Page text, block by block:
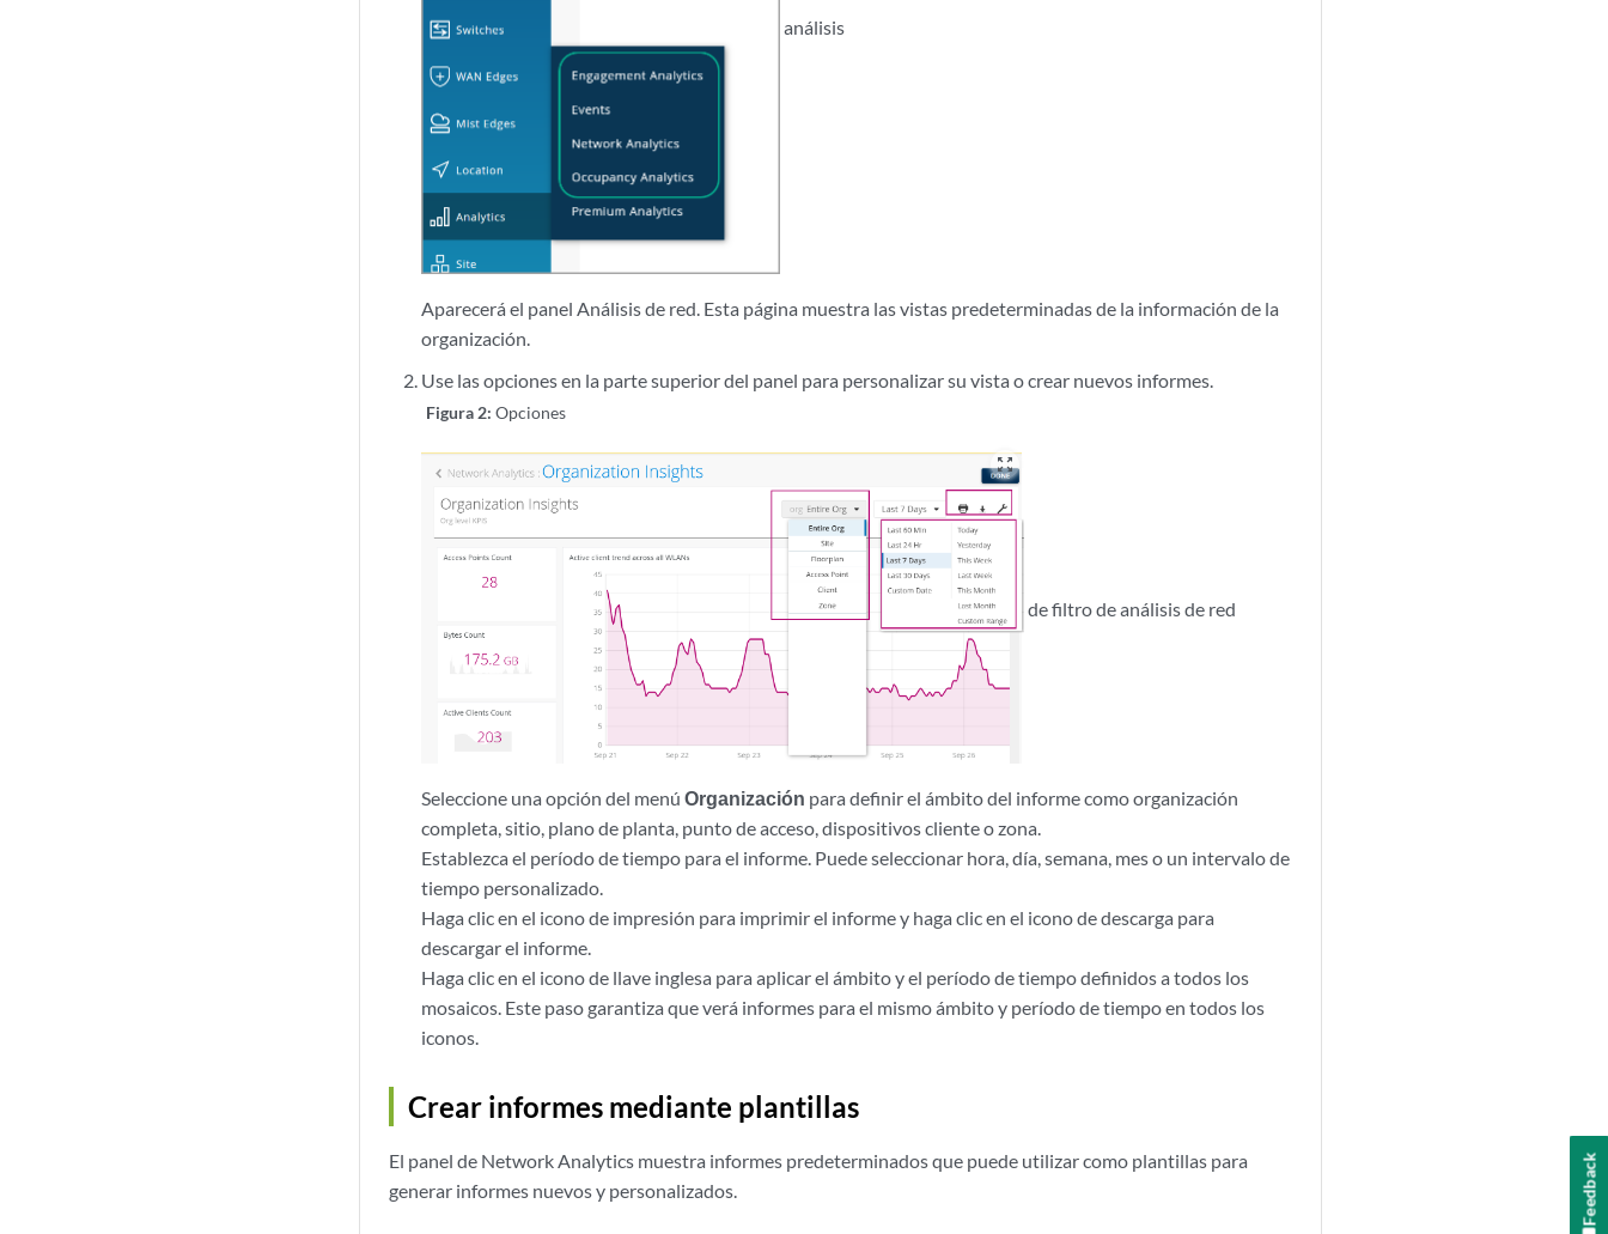
análisis
Aparecerá el panel Análisis de red. Esta página muestra las vistas predeterminadas de la información de la
organización.
Use las opciones en la parte superior del panel para personalizar su vista o crear nuevos informes.
Figura 2:Opciones
zoom_out_map
de filtro de análisis de red
Seleccione una opción del menúOrganización para definir el ámbito del informe como organización
completa, sitio, plano de planta, punto de acceso, dispositivos cliente o zona.
Establezca el período de tiempo para el informe. Puede seleccionar hora, día, semana, mes o un intervalo de
tiempo personalizado.
Haga clic en el icono de impresión para imprimir el informe y haga clic en el icono de descarga para
descargar el informe.
Haga clic en el icono de llave inglesa para aplicar el ámbito y el período de tiempo definidos a todos los
mosaicos. Este paso garantiza que verá informes para el mismo ámbito y período de tiempo en todos los
iconos.
Crear informes mediante plantillas
El panel de Network Analytics muestra informes predeterminados que puede utilizar como plantillas para
generar informes nuevos y personalizados.
Feedback